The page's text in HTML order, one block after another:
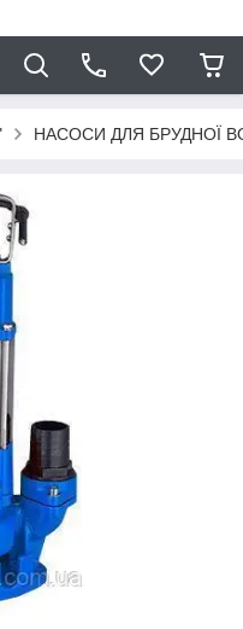
НАСОСИ ДЛЯ БРУДНОЇ